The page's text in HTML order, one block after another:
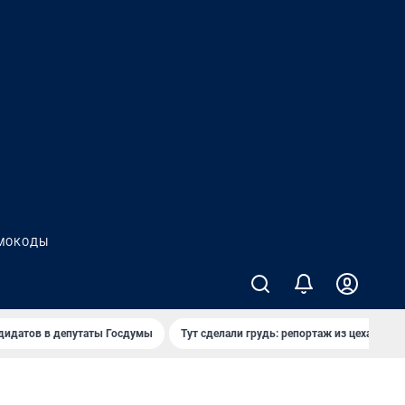
в депутаты Госдумы Тут сделали грудь: репортаж из цеха